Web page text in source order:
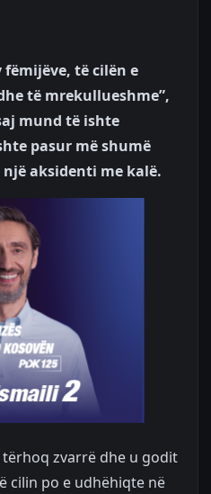
fëmijëve, të cilën e
të mrekullueshme”,
mund të ishte
pasur më shumë
aksidenti me kalë.
tërhoq zvarrë dhe u godit
cilin po e udhëhiqte në